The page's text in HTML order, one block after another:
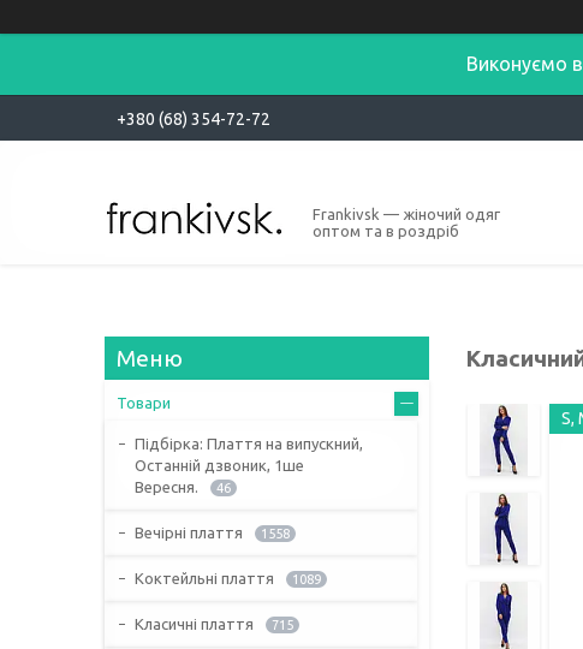
Виконуємо
+380 (68) 354-72-72
Frankivsk — жіночий одяг
оптом та в роздріб
S,
Товари
Підбірка: Плаття на випускний,
Останній дзвоник, 1ше
Вересня.
46
Вечірні плаття 1558
Коктейльні плаття 1089
Класичні плаття 715